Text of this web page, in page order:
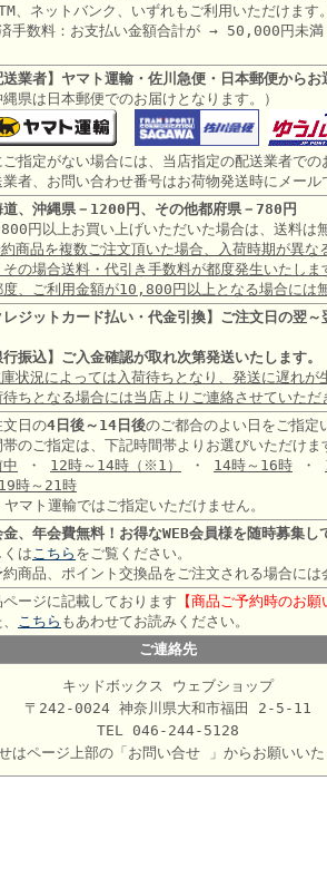
、ネットバンク、いずれもご利用いただけます
手数料：お支払い金額合計が → 50,000円
送業者】ヤマト運輸・佐川急便・日本郵便から
縄県は日本郵便でのお届けとなります。）
ご指定がない場合には、当店指定の配送業者での
業者、お問い合わせ番号はお荷物発送時にメー
道、沖縄県－1200円、その他都府県－780円
円以上お買い上げいただいた場合は、送料は
商品を複数ご注文頂いた場合、入荷時期が異な
その場合送料・代引き手数料が都度発生いたし
度、ご利用金額が10,800円以上となる場合には
レジットカード払い・代金引換】ご注文日の翌
行振込】ご入金確認が取れ次第発送いたします。
状況によっては入荷待ちとなり、発送に遅れが
待ちとなる場合には当店よりご連絡させていただ
文日の4日後～14日後のご都合のよい日をご指定
帯のご指定は、下記時間帯よりお選びいただけま
中 ・ 12時～14時 （※1） ・ 14時～16時 ・
19時～21時
マト運輸ではご指定いただけません。
金、年会費無料！お得なWEB会員様を随時募集し
はこちら をご覧ください。
約商品、ポイント交換品をご注文される場合に
ページに記載しております 【商品ご予約時のお願
こちら もあわせてお読みください。
ご連絡先
キッドボックス ウェブショップ
〒242-0024 神奈川県大和市福田 2-5-11
TEL 046-244-5128
はページ上部の「お問い合せ 」からお願いい